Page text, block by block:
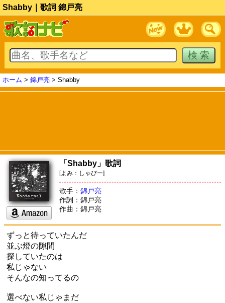
Shabby｜歌詞 錦戸亮
ホーム > 錦戸亮 > Shabby
「Shabby」歌詞
[よみ：しゃびー]
歌手： 錦戸亮
作詞：錦戸亮
作曲：錦戸亮
ずっと待っていたんだ
並ぶ燈の隙間
探していたのは
私じゃない
そんなの知ってるの
選べない私じゃまだ